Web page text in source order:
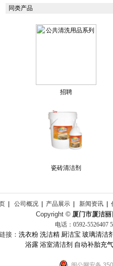
同类产品
招聘
瓷砖清洁剂
公司概况 产品展示 新闻资讯
Copyright © 厦门市厦洁丽
电话： 0592-5526407
接： 洗衣粉 洗洁精 厨洁宝 玻璃清洁
浴露 浴室清洁剂 自动补胎充